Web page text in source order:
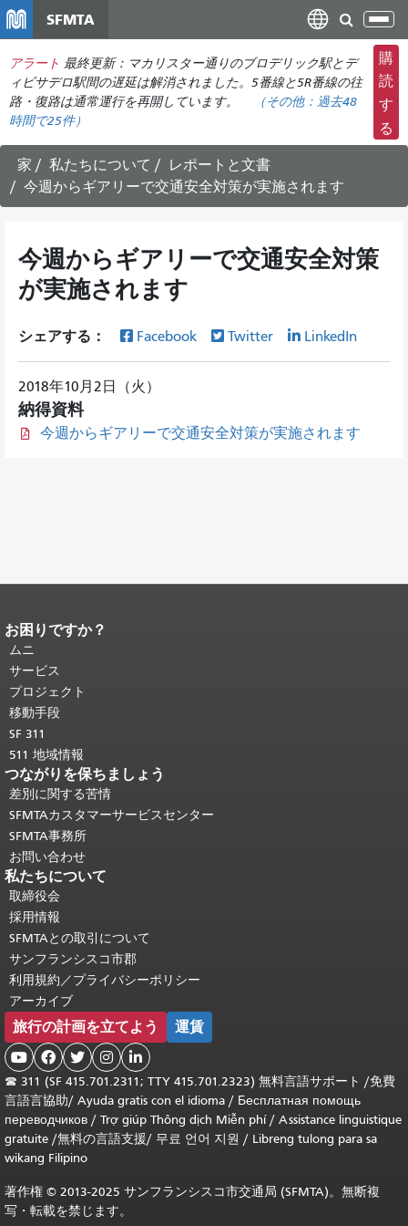
ン
コ
ン
ン
ツ
に
移
SFMTA
ナ
ビ
ゲ
ー
シ
ョ
切
替
え
アラート 最終更新：マカリスター通りのブロデリック駅とデ
ィビサデロ駅間の遅延は解消されました。5番線と5R番線の往
路・復路は通常運行を再開しています。
（その他： 過去48
時間で25件）
購
読
す
る
家 私たちについて
レポートと文書
今週からギアリーで交通安全対策が実施されます
今週からギアリーで交通安全対策
が実施されます
シェアする： Facebook Twitter LinkedIn
2018年10月2日（火）
納得資料
今週からギアリーで交通安全対策が実施されます
ページコンテンツの終わり。
ジの残りの部分はすべてのページで繰
り返されます。
頭に戻る。
お困りですか？
ムニ
サービス
プロジェクト
移動手段
SF 311
511 地域情報
つながりを保ちましょう
差別に関する苦情
SFMTAカスタマーサービスセンター
SFMTA事務所
お問い合わせ
私たちについて
取締役会
採用情報
SFMTAとの取引について
サンフランシスコ市郡
利用規約／プライバシーポリシー
アーカイブ
旅行の計画を立てよう 運賃
    
☎ 311 (SF 415.701.2311; TTY 415.701.2323) 無料言語サポート /免費
言語言協助/ Ayuda gratis con el idioma / Бесплатная помощь
переводчиков / Trợ giúp Thông dịch Miễn phí/ Assistance linguistique
gratuite /無料の言語支援/ 무료 언어 지원 / Libreng tulong para sa
wikang Filipino
著作権 © 2013-2025 サンフランシスコ市交通局 (SFMTA)。無断複
写・転載を禁じます。